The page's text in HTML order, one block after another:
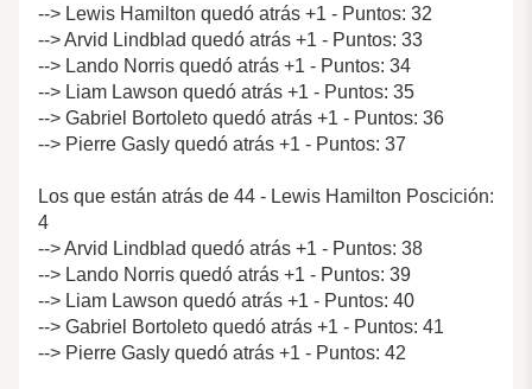
--> Lewis Hamilton quedó atrás +1 - Puntos: 32
--> Arvid Lindblad quedó atrás +1 - Puntos: 33
--> Lando Norris quedó atrás +1 - Puntos: 34
--> Liam Lawson quedó atrás +1 - Puntos: 35
--> Gabriel Bortoleto quedó atrás +1 - Puntos: 36
--> Pierre Gasly quedó atrás +1 - Puntos: 37
Los que están atrás de 44 - Lewis Hamilton Poscición:
4
--> Arvid Lindblad quedó atrás +1 - Puntos: 38
--> Lando Norris quedó atrás +1 - Puntos: 39
--> Liam Lawson quedó atrás +1 - Puntos: 40
--> Gabriel Bortoleto quedó atrás +1 - Puntos: 41
--> Pierre Gasly quedó atrás +1 - Puntos: 42